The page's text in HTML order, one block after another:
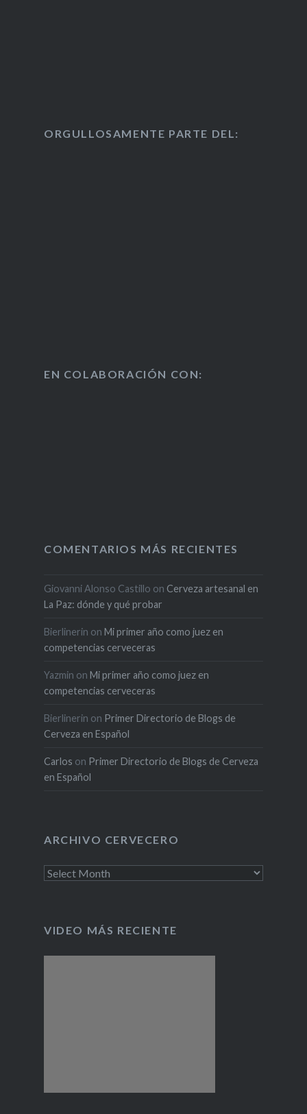
ORGULLOSAMENTE PARTE DEL:
EN COLABORACIÓN CON:
COMENTARIOS MÁS RECIENTES
Giovanni Alonso Castillo on Cerveza artesanal en
La Paz: dónde y qué probar
Bierlinerin on Mi primer año como juez en
competencias cerveceras
Yazmin on Mi primer año como juez en
competencias cerveceras
Bierlinerin on Primer Directorio de Blogs de
Cerveza en Español
Carlos on Primer Directorio de Blogs de Cerveza
en Español
ARCHIVO CERVECERO
Archivo
VIDEO MÁS RECIENTE